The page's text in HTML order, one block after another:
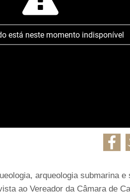
está neste momento indisponível
arqueologia submarina
ao Vereador da Câmara de